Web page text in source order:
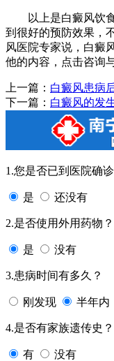
以上是白癜风饮食
到很好的预防效果，
风医院专家说，白癜
他的内容，点击咨询
上一篇： 白癜风患病
下一篇： 白癜风的发
1.您是否已到医院确诊
是 还没有
2.是否使用外用药物？
是 没有
3.患病时间有多久？
刚发现 半年内
4.是否有家族遗传史？
有 没有